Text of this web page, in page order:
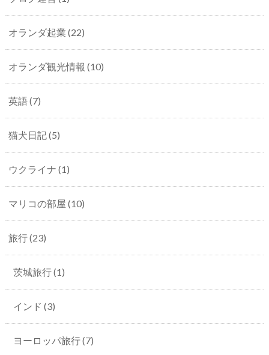
オランダ起業 (22)
オランダ観光情報 (10)
英語(7)
猫犬日記(5)
ウクライナ (1)
マリコの部屋 (10)
旅行(23)
茨城旅行(1)
インド (3)
ヨーロッパ旅行(7)